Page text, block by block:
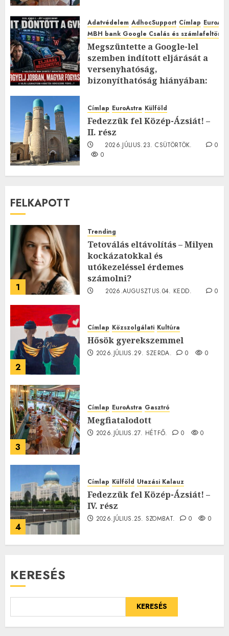
Adatvédelem AdhocSupport Címlap
MBH bank Google Csalás és
Megszüntette a Google-lel
szemben indított eljárását a
versenyhatóság,
bizonyíthatóság hiányában:
2026.JÚLIUS.23. CSÜTÖRTÖK.
0
Címlap EuroAstra Külföld
Fedezzük fel Közép-Ázsiát! –
II. rész
2026.JÚLIUS.23. CSÜTÖRTÖK.
0
0
FELKAPOTT
1
Trending
Tetoválás eltávolítás – Milyen
kockázatokkal és
utókezeléssel érdemes
számolni?
2026.AUGUSZTUS.04. KEDD.
0
2
Címlap Közszolgálati Kultúra
Hősök gyerekszemmel
2026.JÚLIUS.29. SZERDA. 0 0
3
Címlap EuroAstra Gasztró
Megfiatalodott
2026.JÚLIUS.27. HÉTFŐ. 0 0
4
Címlap Külföld Utazási Kalauz
Fedezzük fel Közép-Ázsiát! –
IV. rész
2026.JÚLIUS.25. SZOMBAT. 0 0
KERESÉS
KERESÉS